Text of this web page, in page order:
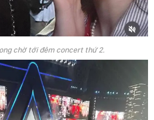
chờ tới đêm concert thứ 2.